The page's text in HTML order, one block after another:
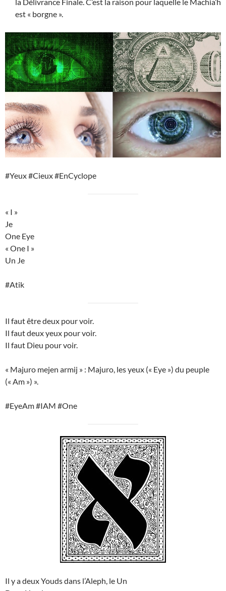
est « borgne ».
#Yeux #Cieux #EnCyclope
« I »
Je
One Eye
« One I »
Un Je
#Atik
Il faut être deux pour voir.
Il faut deux yeux pour voir.
Il faut Dieu pour voir.
« Majuro mejen armij » : Majuro, les yeux (« Eye ») du peuple
(« Am ») ».
#EyeAm #IAM #One
Il y a deux Youds dans l’Aleph, le Un